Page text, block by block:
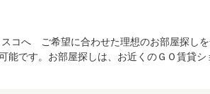
コへ ご希望に合わせた理想のお部屋探し
です。お部屋探しは、お近くのＧＯ賃貸シ